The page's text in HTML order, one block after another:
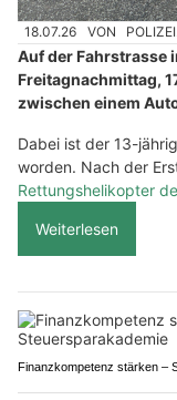
18.07.26 VON
Auf der Fahrstrasse
Freitagnachmittag,
zwischen einem
Dabei ist der 13-
worden. Nach der
Rettungshelikopter
Weiterlesen
Finanzkompetenz stärken –